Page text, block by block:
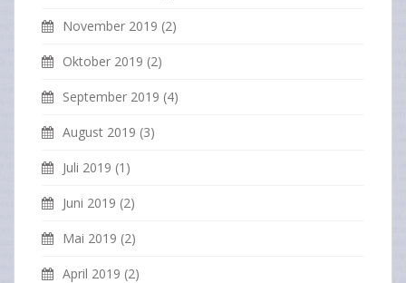
November 2019 (2)
Oktober 2019 (2)
September 2019 (4)
August 2019 (3)
Juli 2019 (1)
Juni 2019 (2)
Mai 2019 (2)
April 2019 (2)